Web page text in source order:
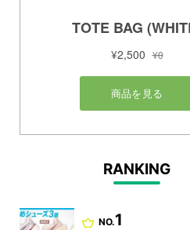
RANKING
NO.1